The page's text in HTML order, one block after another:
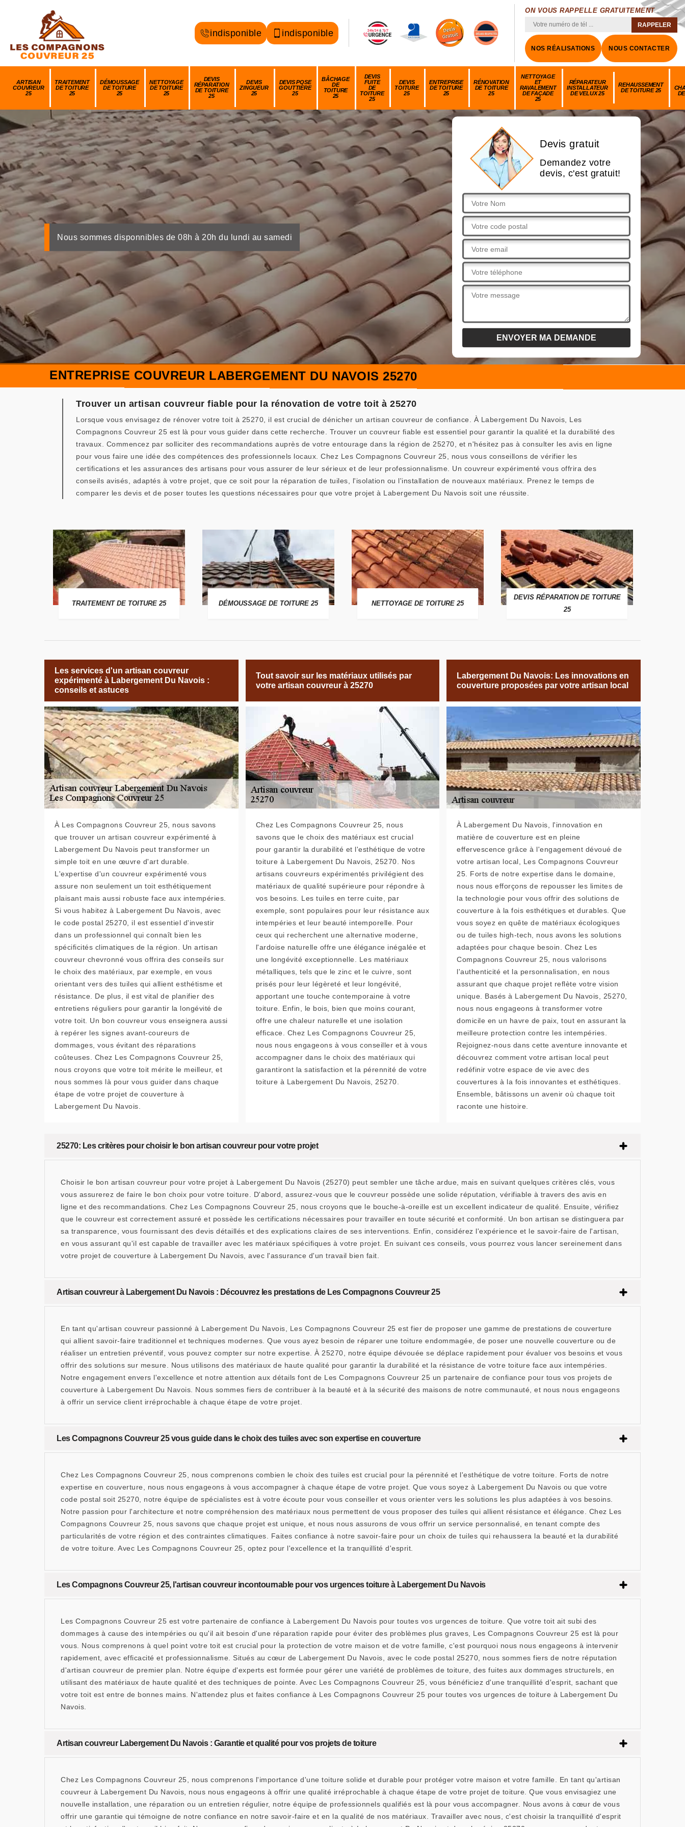
indisponible indisponible
ON VOUS RAPPELLE GRATUITEMENT
NOS RÉALISATIONS NOUS CONTACTER
ARTISAN
COUVREUR
25
TRAITEMENT
DE TOITURE
25
DÉMOUSSAGE
DE TOITURE
25
NETTOYAGE
DE TOITURE
25
DEVIS
RÉPARATION
DE TOITURE
25
DEVIS
ZINGUEUR
25
DEVIS POSE
GOUTTIÈRE
25
BÂCHAGE
DE
TOITURE
25
DEVIS
FUITE
DE
TOITURE
25
DEVIS
TOITURE
25
ENTREPRISE
DE TOITURE
25
RÉNOVATION
DE TOITURE
25
NETTOYAGE
ET
RAVALEMENT
DE FAÇADE
25
RÉPARATEUR
INSTALLATEUR
DE VELUX 25
REHAUSSEMENT
DE TOITURE 25
Nous sommes disponnibles de 08h à 20h du lundi au samedi
Devis gratuit
Demandez votre
devis, c'est gratuit!
ENTREPRISE COUVREUR LABERGEMENT DU NAVOIS 25270
Trouver un artisan couvreur fiable pour la rénovation de votre toit à 25270
Lorsque vous envisagez de rénover votre toit à 25270, il est crucial de dénicher un artisan couvreur de confiance. À Labergement Du Navois, Les
Compagnons Couvreur 25 est là pour vous guider dans cette recherche. Trouver un couvreur fiable est essentiel pour garantir la qualité et la durabilité des
travaux. Commencez par solliciter des recommandations auprès de votre entourage dans la région de 25270, et n'hésitez pas à consulter les avis en ligne
pour vous faire une idée des compétences des professionnels locaux. Chez Les Compagnons Couvreur 25, nous vous conseillons de vérifier les
certifications et les assurances des artisans pour vous assurer de leur sérieux et de leur professionnalisme. Un couvreur expérimenté vous offrira des
conseils avisés, adaptés à votre projet, que ce soit pour la réparation de tuiles, l'isolation ou l'installation de nouveaux matériaux. Prenez le temps de
comparer les devis et de poser toutes les questions nécessaires pour que votre projet à Labergement Du Navois soit une réussite.
TRAITEMENT DE TOITURE 25 DÉMOUSSAGE DE TOITURE 25 NETTOYAGE DE TOITURE 25
DEVIS RÉPARATION DE TOITURE
25
Les services d'un artisan couvreur
expérimenté à Labergement Du Navois :
conseils et astuces
À Les Compagnons Couvreur 25, nous savons
que trouver un artisan couvreur expérimenté à
Labergement Du Navois peut transformer un
simple toit en une œuvre d'art durable.
L'expertise d'un couvreur expérimenté vous
assure non seulement un toit esthétiquement
plaisant mais aussi robuste face aux intempéries.
Si vous habitez à Labergement Du Navois, avec
le code postal 25270, il est essentiel d'investir
dans un professionnel qui connaît bien les
spécificités climatiques de la région. Un artisan
couvreur chevronné vous offrira des conseils sur
le choix des matériaux, par exemple, en vous
orientant vers des tuiles qui allient esthétisme et
résistance. De plus, il est vital de planifier des
entretiens réguliers pour garantir la longévité de
votre toit. Un bon couvreur vous enseignera aussi
à repérer les signes avant-coureurs de
dommages, vous évitant des réparations
coûteuses. Chez Les Compagnons Couvreur 25,
nous croyons que votre toit mérite le meilleur, et
nous sommes là pour vous guider dans chaque
étape de votre projet de couverture à
Labergement Du Navois.
Tout savoir sur les matériaux utilisés par
votre artisan couvreur à 25270
Chez Les Compagnons Couvreur 25, nous
savons que le choix des matériaux est crucial
pour garantir la durabilité et l'esthétique de votre
toiture à Labergement Du Navois, 25270. Nos
artisans couvreurs expérimentés privilégient des
matériaux de qualité supérieure pour répondre à
vos besoins. Les tuiles en terre cuite, par
exemple, sont populaires pour leur résistance aux
intempéries et leur beauté intemporelle. Pour
ceux qui recherchent une alternative moderne,
l'ardoise naturelle offre une élégance inégalée et
une longévité exceptionnelle. Les matériaux
métalliques, tels que le zinc et le cuivre, sont
prisés pour leur légèreté et leur longévité,
apportant une touche contemporaine à votre
toiture. Enfin, le bois, bien que moins courant,
offre une chaleur naturelle et une isolation
efficace. Chez Les Compagnons Couvreur 25,
nous nous engageons à vous conseiller et à vous
accompagner dans le choix des matériaux qui
garantiront la satisfaction et la pérennité de votre
toiture à Labergement Du Navois, 25270.
Labergement Du Navois: Les innovations en
couverture proposées par votre artisan local
À Labergement Du Navois, l'innovation en
matière de couverture est en pleine
effervescence grâce à l'engagement dévoué de
votre artisan local, Les Compagnons Couvreur
25. Forts de notre expertise dans le domaine,
nous nous efforçons de repousser les limites de
la technologie pour vous offrir des solutions de
couverture à la fois esthétiques et durables. Que
vous soyez en quête de matériaux écologiques
ou de tuiles high-tech, nous avons les solutions
adaptées pour chaque besoin. Chez Les
Compagnons Couvreur 25, nous valorisons
l'authenticité et la personnalisation, en nous
assurant que chaque projet reflète votre vision
unique. Basés à Labergement Du Navois, 25270,
nous nous engageons à transformer votre
domicile en un havre de paix, tout en assurant la
meilleure protection contre les intempéries.
Rejoignez-nous dans cette aventure innovante et
découvrez comment votre artisan local peut
redéfinir votre espace de vie avec des
couvertures à la fois innovantes et esthétiques.
Ensemble, bâtissons un avenir où chaque toit
raconte une histoire.
25270: Les critères pour choisir le bon artisan couvreur pour votre projet
Choisir le bon artisan couvreur pour votre projet à Labergement Du Navois (25270) peut sembler une tâche ardue, mais en suivant quelques critères clés, vous
vous assurerez de faire le bon choix pour votre toiture. D'abord, assurez-vous que le couvreur possède une solide réputation, vérifiable à travers des avis en
ligne et des recommandations. Chez Les Compagnons Couvreur 25, nous croyons que le bouche-à-oreille est un excellent indicateur de qualité. Ensuite, vérifiez
que le couvreur est correctement assuré et possède les certifications nécessaires pour travailler en toute sécurité et conformité. Un bon artisan se distinguera par
sa transparence, vous fournissant des devis détaillés et des explications claires de ses interventions. Enfin, considérez l'expérience et le savoir-faire de l'artisan,
en vous assurant qu'il est capable de travailler avec les matériaux spécifiques à votre projet. En suivant ces conseils, vous pourrez vous lancer sereinement dans
votre projet de couverture à Labergement Du Navois, avec l'assurance d'un travail bien fait.
Artisan couvreur à Labergement Du Navois : Découvrez les prestations de Les Compagnons Couvreur 25
En tant qu'artisan couvreur passionné à Labergement Du Navois, Les Compagnons Couvreur 25 est fier de proposer une gamme de prestations de couverture
qui allient savoir-faire traditionnel et techniques modernes. Que vous ayez besoin de réparer une toiture endommagée, de poser une nouvelle couverture ou de
réaliser un entretien préventif, vous pouvez compter sur notre expertise. À 25270, notre équipe dévouée se déplace rapidement pour évaluer vos besoins et vous
offrir des solutions sur mesure. Nous utilisons des matériaux de haute qualité pour garantir la durabilité et la résistance de votre toiture face aux intempéries.
Notre engagement envers l'excellence et notre attention aux détails font de Les Compagnons Couvreur 25 un partenaire de confiance pour tous vos projets de
couverture à Labergement Du Navois. Nous sommes fiers de contribuer à la beauté et à la sécurité des maisons de notre communauté, et nous nous engageons
à offrir un service client irréprochable à chaque étape de votre projet.
Les Compagnons Couvreur 25 vous guide dans le choix des tuiles avec son expertise en couverture
Chez Les Compagnons Couvreur 25, nous comprenons combien le choix des tuiles est crucial pour la pérennité et l'esthétique de votre toiture. Forts de notre
expertise en couverture, nous nous engageons à vous accompagner à chaque étape de votre projet. Que vous soyez à Labergement Du Navois ou que votre
code postal soit 25270, notre équipe de spécialistes est à votre écoute pour vous conseiller et vous orienter vers les solutions les plus adaptées à vos besoins.
Notre passion pour l'architecture et notre compréhension des matériaux nous permettent de vous proposer des tuiles qui allient résistance et élégance. Chez Les
Compagnons Couvreur 25, nous savons que chaque projet est unique, et nous nous assurons de vous offrir un service personnalisé, en tenant compte des
particularités de votre région et des contraintes climatiques. Faites confiance à notre savoir-faire pour un choix de tuiles qui rehaussera la beauté et la durabilité
de votre toiture. Avec Les Compagnons Couvreur 25, optez pour l'excellence et la tranquillité d'esprit.
Les Compagnons Couvreur 25, l'artisan couvreur incontournable pour vos urgences toiture à Labergement Du Navois
Les Compagnons Couvreur 25 est votre partenaire de confiance à Labergement Du Navois pour toutes vos urgences de toiture. Que votre toit ait subi des
dommages à cause des intempéries ou qu'il ait besoin d'une réparation rapide pour éviter des problèmes plus graves, Les Compagnons Couvreur 25 est là pour
vous. Nous comprenons à quel point votre toit est crucial pour la protection de votre maison et de votre famille, c'est pourquoi nous nous engageons à intervenir
rapidement, avec efficacité et professionnalisme. Situés au cœur de Labergement Du Navois, avec le code postal 25270, nous sommes fiers de notre réputation
d'artisan couvreur de premier plan. Notre équipe d'experts est formée pour gérer une variété de problèmes de toiture, des fuites aux dommages structurels, en
utilisant des matériaux de haute qualité et des techniques de pointe. Avec Les Compagnons Couvreur 25, vous bénéficiez d'une tranquillité d'esprit, sachant que
votre toit est entre de bonnes mains. N'attendez plus et faites confiance à Les Compagnons Couvreur 25 pour toutes vos urgences de toiture à Labergement Du
Navois.
Artisan couvreur Labergement Du Navois : Garantie et qualité pour vos projets de toiture
Chez Les Compagnons Couvreur 25, nous comprenons l'importance d'une toiture solide et durable pour protéger votre maison et votre famille. En tant qu'artisan
couvreur à Labergement Du Navois, nous nous engageons à offrir une qualité irréprochable à chaque étape de votre projet de toiture. Que vous envisagiez une
nouvelle installation, une réparation ou un entretien régulier, notre équipe de professionnels qualifiés est là pour vous accompagner. Nous avons à cœur de vous
offrir une garantie qui témoigne de notre confiance en notre savoir-faire et en la qualité de nos matériaux. Travailler avec nous, c'est choisir la tranquillité d'esprit